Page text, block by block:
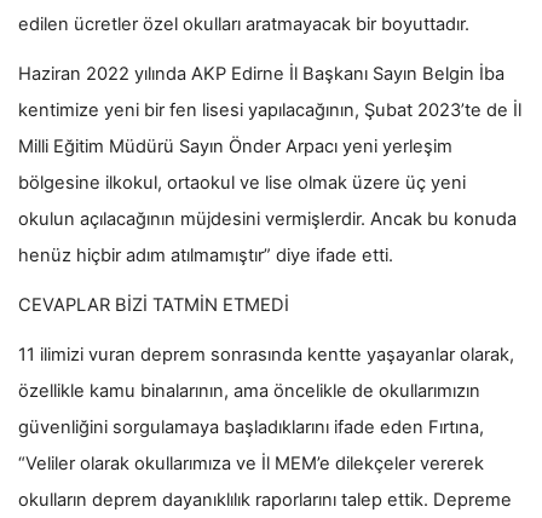
edilen ücretler özel okulları aratmayacak bir boyuttadır.
Haziran 2022 yılında AKP Edirne İl Başkanı Sayın Belgin İba
kentimize yeni bir fen lisesi yapılacağının, Şubat 2023’te de İl
Milli Eğitim Müdürü Sayın Önder Arpacı yeni yerleşim
bölgesine ilkokul, ortaokul ve lise olmak üzere üç yeni
okulun açılacağının müjdesini vermişlerdir. Ancak bu konuda
henüz hiçbir adım atılmamıştır” diye ifade etti.
CEVAPLAR BİZİ TATMİN ETMEDİ
11 ilimizi vuran deprem sonrasında kentte yaşayanlar olarak,
özellikle kamu binalarının, ama öncelikle de okullarımızın
güvenliğini sorgulamaya başladıklarını ifade eden Fırtına,
“Veliler olarak okullarımıza ve İl MEM’e dilekçeler vererek
okulların deprem dayanıklılık raporlarını talep ettik. Depreme